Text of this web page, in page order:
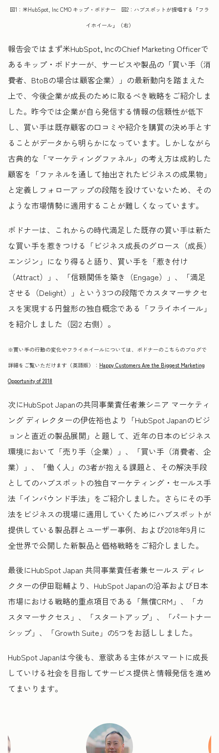
図1：米HubSpot, Inc CMO キップ・ボドナー 図2：ハブスポットが提唱する「フラ
イホイール」（右）
報告会ではまず米HubSpot, IncのChief Marketing Officerで
あるキップ・ボドナーが、サービスや製品の「買い手（消
費者、BtoBの場合は顧客企業）」の最新動向を踏まえた
上で、今後企業が成長のために取るべき戦略をご紹介しま
した。昨今では企業が自ら発信する情報の信頼性が低下
し、買い手は既存顧客の口コミや紹介を購買の決め手とす
ることがデータから明らかになっています。しかしながら
古典的な「マーケティングファネル」の考え方は成約した
顧客を「ファネルを通して抽出されたビジネスの成果物」
と定義しフォローアップの段階を設けていないため、その
ような市場情勢に適用することが難しくなっています。
ボドナーは、これからの時代満足した既存の買い手は新た
な買い手を惹きつける「ビジネス成長のグロース（成長）
エンジン」になり得ると語り、買い手を「惹き付け
（Attract）」、「信頼関係を築き（Engage）」、「満足
させる（Delight）」という3つの段階でカスタマーサクセ
スを実現する円盤形の独自概念である「フライホイール」
を紹介しました （図2 右側） 。
※買い手の行動の変化やフライホイールについては、ボドナーのこちらのブログで
詳細をご覧いただけます（英語版）： Happy Customers Are the Biggest Marketing
Opportunity of 2018
次にHubSpot Japanの共同事業責任者兼シニア マーケティ
ング ディレクターの伊佐裕也より「HubSpot Japanのビジ
ョンと直近の製品展開」と題して、近年の日本のビジネス
環境において「売り手（企業）」、「買い手（消費者、企
業）」、「働く人」の3者が抱える課題と、その解決手段
としてのハブスポットの独自マーケティング・セールス手
法「インバウンド手法」をご紹介しました。さらにその手
法をビジネスの現場に適用していくためにハブスポットが
提供している製品群とユーザー事例、および2018年9月に
全世界で公開した新製品と価格戦略をご紹介しました。
最後にHubSpot Japan 共同事業責任者兼セールス ディレ
クターの伊田聡輔より、HubSpot Japanの沿革および日本
市場における戦略的重点項目である「無償CRM」、「カ
スタマーサクセス」、「スタートアップ」、「パートナー
シップ」、「Growth Suite」の5つをお話ししました。
HubSpot Japanは今後も、意欲ある主体がスマートに成長
していける社会を目指してサービス提供と情報発信を進め
てまいります。